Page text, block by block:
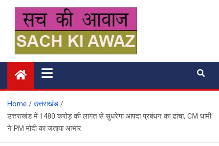
content
सच की आवाज
Home
उत्तराखंड
उत्तराखंड में 1480 करोड़ की लागत से सुधरेगा आपदा प्रबंधन का ढांचा, CM धामी
ने PM मोदी का जताया आभार